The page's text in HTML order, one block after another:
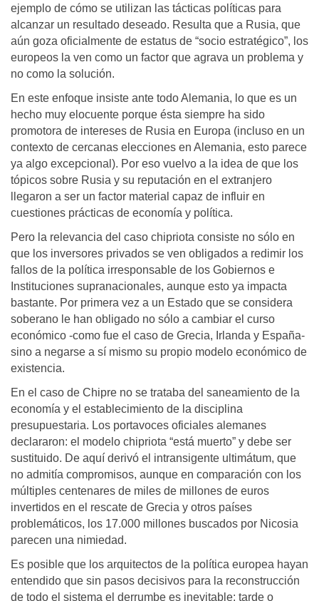
ejemplo de cómo se utilizan las tácticas políticas para
alcanzar un resultado deseado. Resulta que a Rusia, que
aún goza oficialmente de estatus de “socio estratégico”, los
europeos la ven como un factor que agrava un problema y
no como la solución.
En este enfoque insiste ante todo Alemania, lo que es un
hecho muy elocuente porque ésta siempre ha sido
promotora de intereses de Rusia en Europa (incluso en un
contexto de cercanas elecciones en Alemania, esto parece
ya algo excepcional). Por eso vuelvo a la idea de que los
tópicos sobre Rusia y su reputación en el extranjero
llegaron a ser un factor material capaz de influir en
cuestiones prácticas de economía y política.
Pero la relevancia del caso chipriota consiste no sólo en
que los inversores privados se ven obligados a redimir los
fallos de la política irresponsable de los Gobiernos e
Instituciones supranacionales, aunque esto ya impacta
bastante. Por primera vez a un Estado que se considera
soberano le han obligado no sólo a cambiar el curso
económico -como fue el caso de Grecia, Irlanda y España-
sino a negarse a sí mismo su propio modelo económico de
existencia.
En el caso de Chipre no se trataba del saneamiento de la
economía y el establecimiento de la disciplina
presupuestaria. Los portavoces oficiales alemanes
declararon: el modelo chipriota “está muerto” y debe ser
sustituido. De aquí derivó el intransigente ultimátum, que
no admitía compromisos, aunque en comparación con los
múltiples centenares de miles de millones de euros
invertidos en el rescate de Grecia y otros países
problemáticos, los 17.000 millones buscados por Nicosia
parecen una nimiedad.
Es posible que los arquitectos de la política europea hayan
entendido que sin pasos decisivos para la reconstrucción
de todo el sistema el derrumbe es inevitable: tarde o